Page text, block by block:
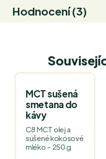
Hodnocení (3)
MCT sušená
smetana do
kávy
C8 MCT olej a
sušené kokosové
mléko - 250 g